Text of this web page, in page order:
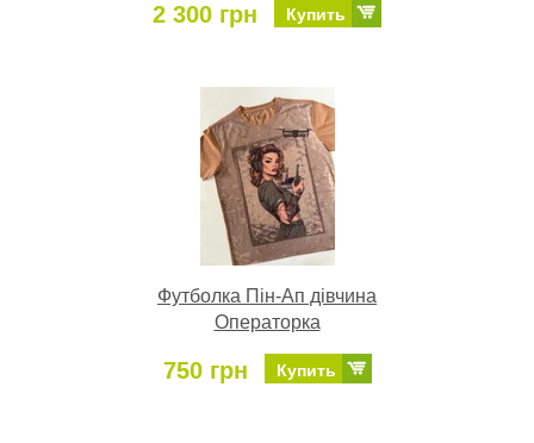
2 300 грн Купить
Футболка Пін-Ап дівчина
Операторка
750 грн Купить